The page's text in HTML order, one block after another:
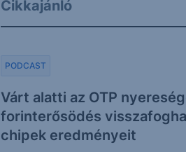
Cikkajánló
Várt alatti az OTP
forinterősödés
chipek eredményeit
PODCAST